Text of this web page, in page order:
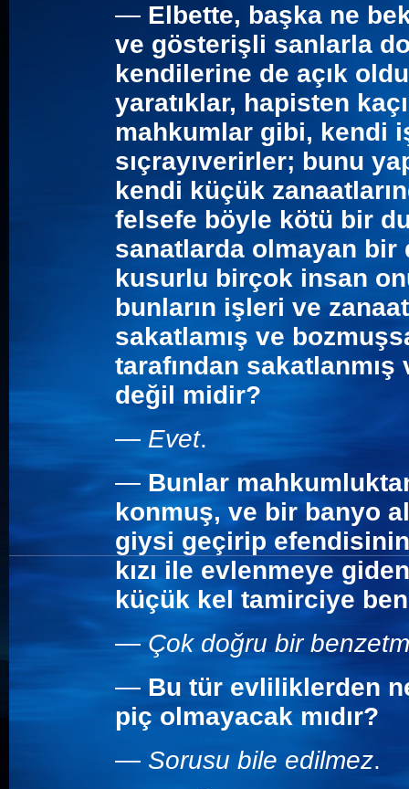
— Elbette, başka ne
ve gösterişli sanlarla
kendilerine de açık
yaratıklar, hapisten
mahkumlar gibi, kendi
sıçrayıverirler; bunu
kendi küçük
felsefe böyle kötü bir
sanatlarda olmayan bir
kusurlu birçok insan
bunların işleri ve
sakatlamış ve
tarafından sakatlanmış
değil midir?
— Evet.
— Bunlar
konmuş, ve bir banyo
giysi geçirip
kızı ile evlenmeye
küçük kel tamirciye
— Çok doğru bir
— Bu tür evliliklerden
piç olmayacak mıdır?
— Sorusu bile edilmez.